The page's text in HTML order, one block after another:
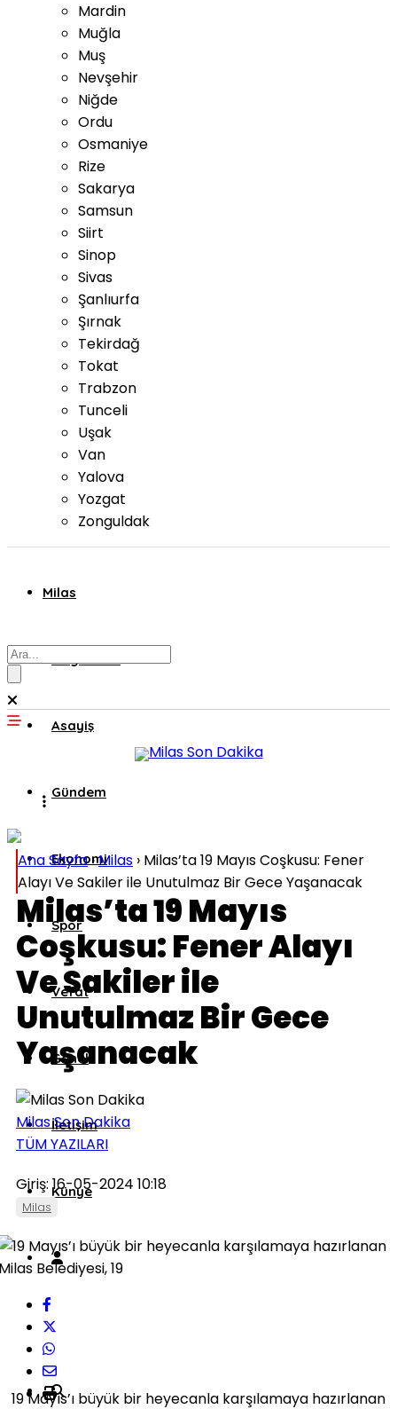
Mardin
Muğla
Muş
Nevşehir
Niğde
Ordu
Osmaniye
Rize
Sakarya
Samsun
Siirt
Sinop
Sivas
Şanlıurfa
Şırnak
Tekirdağ
Tokat
Trabzon
Tunceli
Uşak
Van
Yalova
Yozgat
Zonguldak
Milas
Muğla’dan
Asayiş
Gündem
Ekonomi
Spor
Vefat
Genel
İletişim
Künye
Ana Sayfa›Milas › Milas’ta 19 Mayıs Coşkusu: Fener
Alayı Ve Sakiler ile Unutulmaz Bir Gece Yaşanacak
Milas’ta 19 Mayıs
Coşkusu: Fener Alayı
Ve Sakiler ile
Unutulmaz Bir Gece
Yaşanacak
Milas Son Dakika
TÜM YAZILARI
Giriş: 16-05-2024 10:18
Milas
19 Mayıs’ı büyük bir heyecanla karşılamaya hazırlanan